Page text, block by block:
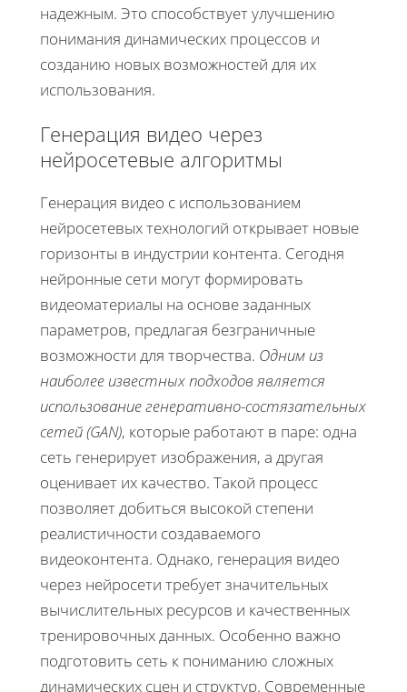
надежным. Это способствует улучшению
понимания динамических процессов и
созданию новых возможностей для их
использования.
Генерация видео через
нейросетевые алгоритмы
Генерация видео с использованием
нейросетевых технологий открывает новые
горизонты в индустрии контента. Сегодня
нейронные сети могут формировать
видеоматериалы на основе заданных
параметров, предлагая безграничные
возможности для творчества. Одним из
наиболее известных подходов является
использование генеративно-состязательных
сетей (GAN), которые работают в паре: одна
сеть генерирует изображения, а другая
оценивает их качество. Такой процесс
позволяет добиться высокой степени
реалистичности создаваемого
видеоконтента. Однако, генерация видео
через нейросети требует значительных
вычислительных ресурсов и качественных
тренировочных данных. Особенно важно
подготовить сеть к пониманию сложных
динамических сцен и структур. Современные